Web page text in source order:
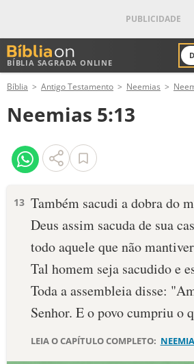
BÍBLIA SAGRADA ONLINE
ANTIGO TESTAMENTO
NOVO TESTAMENTO
VERSÍCULOS
PALAVRA DO DIA
SALMO DO DIA
DEVOCIONAL DIÁRIO
Bíblia Antigo Testamento Neemias
Neemias 5:13
13 Também sacudi a dobra do
Deus assim sacuda de sua
todo aquele que não
Tal homem seja sacudido e
Toda a assembleia disse:
Senhor. E o povo cum­priu o
LEIA O CAPÍTULO COMPLETO: